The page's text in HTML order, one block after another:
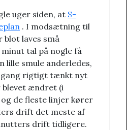
uger siden, at S-
. I modsætning til
laves små
tal på nogle få
lille smule anderledes,
gang rigtigt tænkt nyt
blevet ændret (i
de fleste linjer kører
drift det meste af
drift tidligere.